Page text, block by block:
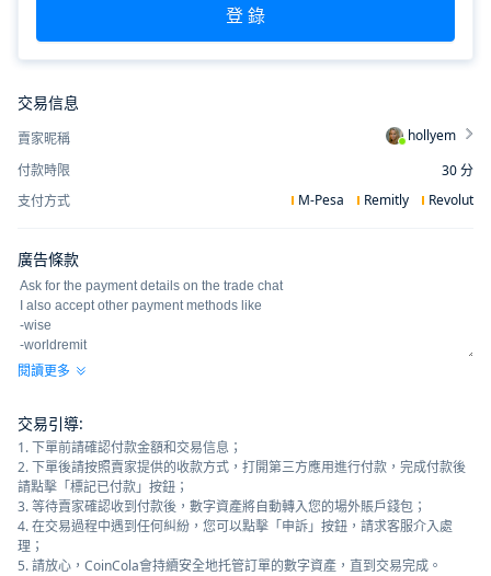
登 錄
交易信息
賣家昵稱
hollyem
付款時限
30分
支付方式
M-Pesa Remitly Revolut
廣告條款
閱讀更多
交易引導:
1. 下單前請確認付款金額和交易信息；
2. 下單後請按照賣家提供的收款方式，打開第三方應用進行付款，完成付款後
請點擊「標記已付款」按鈕；
3. 等待賣家確認收到付款後，數字資產將自動轉入您的場外賬戶錢包；
4. 在交易過程中遇到任何糾紛，您可以點擊「申訴」按鈕，請求客服介入處
理；
5. 請放心，CoinCola會持續安全地托管訂單的數字資產，直到交易完成。